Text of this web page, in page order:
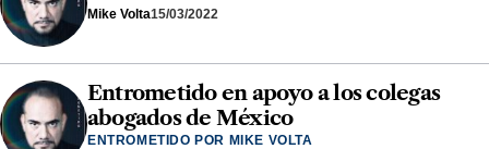
Mike Volta15/03/2022
Entrometido en apoyo a los colegas
abogados de México
ENTROMETIDO POR MIKE VOLTA